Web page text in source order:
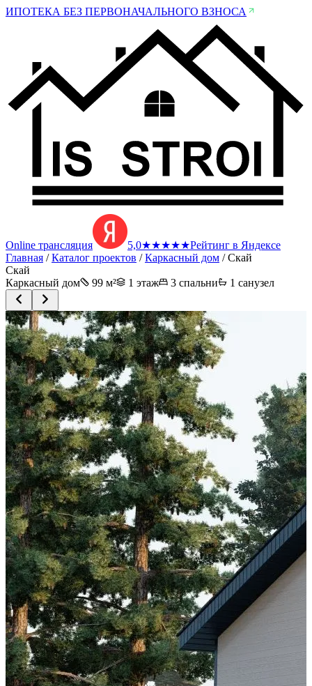
ИПОТЕКА БЕЗ ПЕРВОНАЧАЛЬНОГО ВЗНОСА
Online трансляция 5,0★★★★★Рейтинг в Яндексе
Главная /Каталог проектов /Каркасный дом /Скай
Скай
Каркасный дом
99 м² 1 этаж 3 спальни 1 санузел